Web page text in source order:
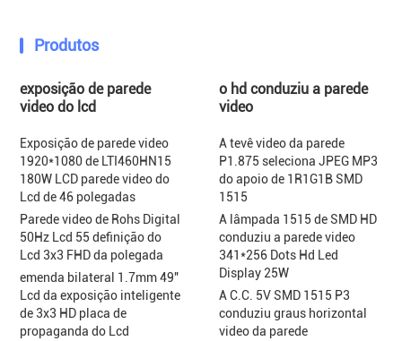
Produtos
exposição de parede
video do lcd
Exposição de parede video
1920*1080 de LTI460HN15
180W LCD parede video do
Lcd de 46 polegadas
Parede video de Rohs Digital
50Hz Lcd 55 definição do
Lcd 3x3 FHD da polegada
emenda bilateral 1.7mm 49"
Lcd da exposição inteligente
de 3x3 HD placa de
propaganda do Lcd
o hd conduziu a parede
video
A tevê video da parede
P1.875 seleciona JPEG MP3
do apoio de 1R1G1B SMD
1515
A lâmpada 1515 de SMD HD
conduziu a parede video
341*256 Dots Hd Led
Display 25W
A C.C. 5V SMD 1515 P3
conduziu graus horizontal
video da parede